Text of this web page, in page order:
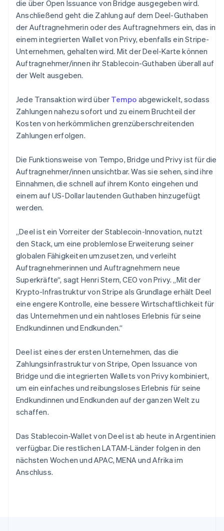
die über Open Issuance von Bridge ausgegeben wird.
Anschließend geht die Zahlung auf dem Deel-Guthaben
der Auftragnehmerin oder des Auftragnehmers ein, das in
einem integrierten Wallet von Privy, ebenfalls ein Stripe-
Unternehmen, gehalten wird. Mit der Deel-Karte können
Auftragnehmer/innen ihr Stablecoin-Guthaben überall auf
der Welt ausgeben.
Jede Transaktion wird über Tempo abgewickelt, sodass
Zahlungen nahezu sofort und zu einem Bruchteil der
Kosten von herkömmlichen grenzüberschreitenden
Zahlungen erfolgen.
Die Funktionsweise von Tempo, Bridge und Privy ist für die
Auftragnehmer/innen unsichtbar. Was sie sehen, sind ihre
Einnahmen, die schnell auf ihrem Konto eingehen und
einem auf US-Dollar lautenden Guthaben hinzugefügt
werden.
„Deel ist ein Vorreiter der Stablecoin-Innovation, nutzt
den Stack, um eine problemlose Erweiterung seiner
globalen Fähigkeiten umzusetzen, und verleiht
Auftragnehmerinnen und Auftragnehmern neue
Superkräfte“, sagt Henri Stern, CEO von Privy. „Mit der
Krypto-Infrastruktur von Stripe als Grundlage erhält Deel
eine engere Kontrolle, eine bessere Wirtschaftlichkeit für
das Unternehmen und ein nahtloses Erlebnis für seine
Endkundinnen und Endkunden.“
Deel ist eines der ersten Unternehmen, das die
Zahlungsinfrastruktur von Stripe, Open Issuance von
Bridge und die integrierten Wallets von Privy kombiniert,
um ein einfaches und reibungsloses Erlebnis für seine
Endkundinnen und Endkunden auf der ganzen Welt zu
schaffen.
Das Stablecoin-Wallet von Deel ist ab heute in Argentinien
verfügbar. Die restlichen LATAM-Länder folgen in den
nächsten Wochen und APAC, MENA und Afrika im
Anschluss.
Liechtenstein
DeutschEnglish
Litauen
English
Luxemburg
FrançaisDeutschEnglish
Malaysia
English简体中文
Español English
Neuseeland
English
NederlandsEnglish
Norwegen
English
Österreich
DeutschEnglish
Polen
Portugal
Português English
Rumänien
English
Schweden
Svenska English
Schweiz
Deutsch FrançaisItalianoEnglish
Singapur
English简体中文
Slowakei
Slowenien
EnglishItaliano
Sonderverwaltungsregion Hongkong,
China
English简体中文
Spanien
Español
ไทยEnglish
Tschechische Republik
English
Ungarn
English